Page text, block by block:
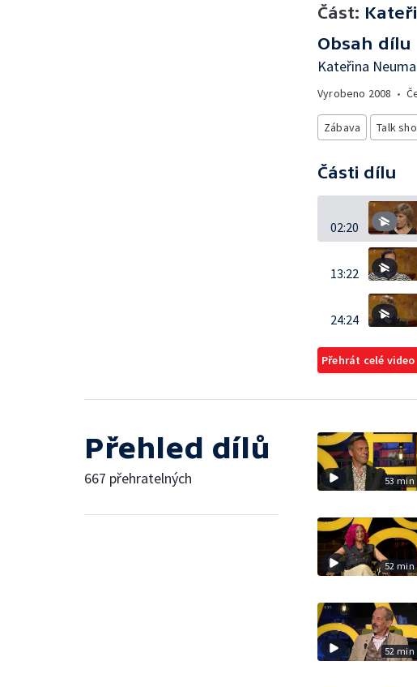
Část:
Obsah dílu
Kateřina
Vyrobeno 2008 •
Zábava Talk
Části dílu
02:20
13:22
24:24
Přehrát celé video
Přehled dílů
667 přehratelných 53 min
52 min
52 min